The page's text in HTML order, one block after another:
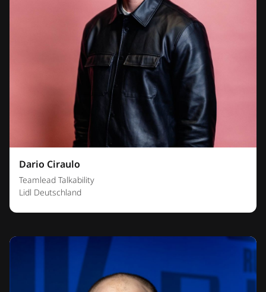
Dario Ciraulo
Teamlead Talkability
Lidl Deutschland